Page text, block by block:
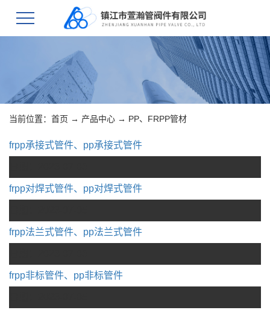
当前位置： 首页 → 产品中心 → PP、FRPP管材
frpp承接式管件、pp承接式管件
frpp对焊式管件、pp对焊式管件
frpp法兰式管件、pp法兰式管件
frpp非标管件、pp非标管件